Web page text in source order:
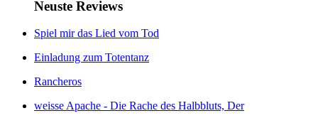
Neuste Reviews
Spiel mir das Lied vom Tod
Einladung zum Totentanz
Rancheros
weisse Apache - Die Rache des Halbbluts, Der